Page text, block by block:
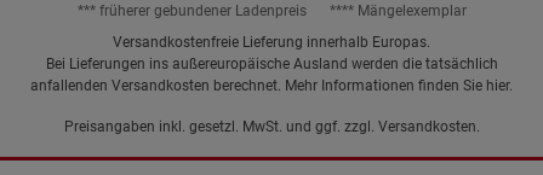
*** früherer gebundener Ladenpreis
**** Mängelexemplar
Versandkostenfreie Lieferung innerhalb Europas.
Bei Lieferungen ins außereuropäische Ausland werden die tatsächlich
anfallenden Versandkosten berechnet. Mehr Informationen finden Sie hier.
Preisangaben inkl. gesetzl. MwSt. und ggf. zzgl. Versandkosten.